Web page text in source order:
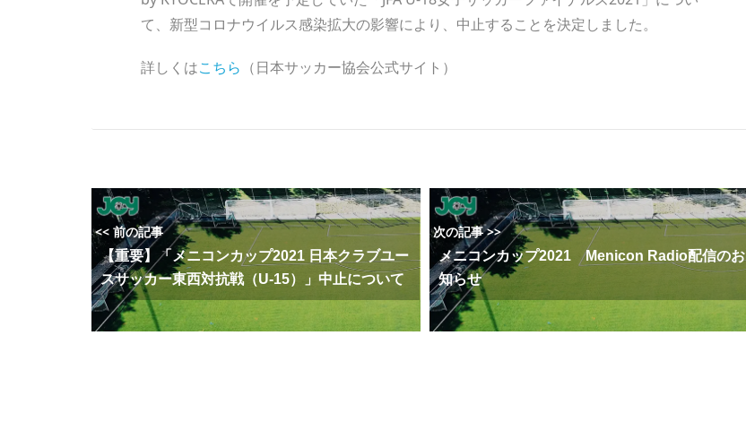
て、新型コロナウイルス感染拡大の影響により、中止することを決定しました。
詳しくはこちら （日本サッカー協会公式サイト）
<< 前の記事
【重要】「メニコンカップ2021 日本クラブユー
スサッカー東西対抗戦（U-15）」中止について
次の記事 >>
メニコンカップ2021 Menicon Radio配信のお
知らせ